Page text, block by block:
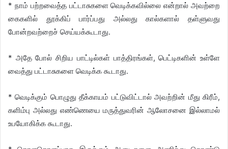
* நாம் பற்றவைத்த பட்டாசுகளை வெடிக்கவில்லை என்றால் அவற்றை
கைகளில் தூக்கிப் பார்ப்பது அல்லது கால்களால் தள்ளுவது
போன்றவற்றைச் செய்யக்கூடாது.
* அதே போல் சிறிய பாட்டில்கள் பாத்திரங்கள், பெட்டிகளின் உள்ளே
வைத்து பட்டாசுகளை வெடிக்க கூடாது.
* வெடிக்கும் பொழுது தீக்காயம் பட்டுவிட்டால் அவற்றின் மீது கிரீம்,
களிம்பு அல்லது எண்ணெயை மருத்துவரின் ஆலோசனை இல்லாமல்
உபயோகிக்க கூடாது.